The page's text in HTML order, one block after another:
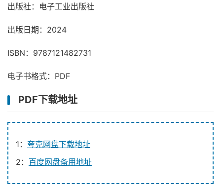
出版社：电子工业出版社
出版日期：2024
ISBN：9787121482731
电子书格式：PDF
PDF下载地址
1： 夸克网盘下载地址
2： 百度网盘备用地址